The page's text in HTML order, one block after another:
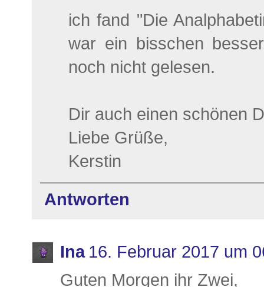
ich fand "Die
war ein bisschen
noch nicht gelesen.
Dir auch einen schönen
Liebe Grüße,
Kerstin
Antworten
Ina 16. Februar 2017 um
Guten Morgen ihr Zwei,